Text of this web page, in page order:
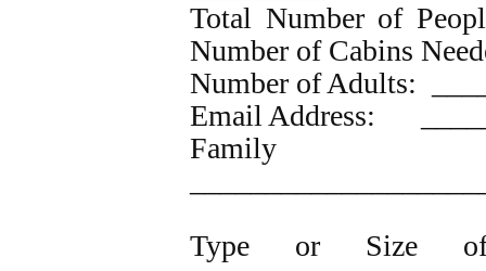
Total Number of
Number of Cabins
Number of Adults:
Email Address:
Type or Size